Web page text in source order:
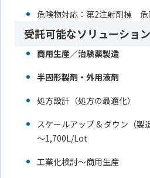
危険物対応：第2注射剤棟 危
受託可能なソリューション
商用生産／治験薬製造
半固形製剤・外用液剤
処方設計（処方の最適化）
スケールアップ & ダウン（製
～1,700L/Lot
工業化検討～商用生産